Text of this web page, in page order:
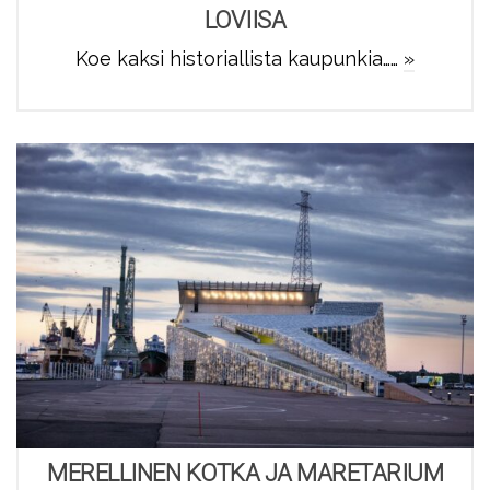
LOVIISA
Koe kaksi historiallista kaupunkia…… »
MERELLINEN KOTKA JA MARETARIUM